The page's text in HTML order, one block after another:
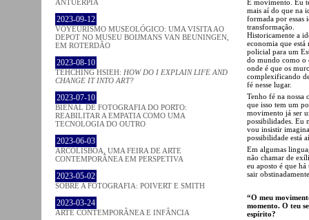
ANTUÉRPIA
2023-09-12
VOYEURISMO MUSEOLÓGICO: UMA VISITA AO
DEPOT NO MUSEU BOIJMANS VAN BEUNINGEN,
EM ROTERDÃO
2023-08-10
TEHCHING HSIEH: HOW DO I EXPLAIN LIFE AND
CHANGE IT INTO ART?
2023-07-10
BIENAL DE FOTOGRAFIA DO PORTO:
REABILITAR A EMPATIA COMO UMA
TECNOLOGIA DO OUTRO
2023-06-03
ARCOLISBOA, UMA FEIRA DE ARTE
CONTEMPORÂNEA EM PERSPETIVA
2023-05-02
SOBRE A FOTOGRAFIA: POIVERT E SMITH
2023-03-24
ARTE CONTEMPORÂNEA E INFÂNCIA
É movimento. Eu
mais aí do que na
formada por essas
transformação.
Historicamente a
economia que
policial para um
do mundo como o
onde é que os
complexificando
fé nesse lugar.
Tenho fé na nossa
que isso tem um
movimento já ser
possibilidades. Eu
vou insistir
possibilidade está
Em algumas
não chamar de
eu aposto é que
sair
“O meu
momento. O teu
espírito?